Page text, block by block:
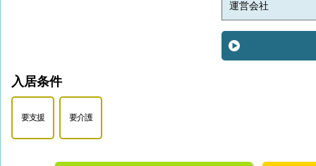
運営会社
入居条件
要支援 要介護